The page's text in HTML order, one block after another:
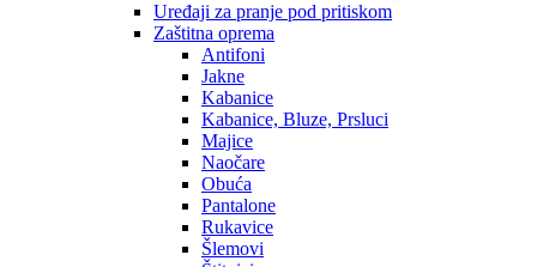
Uređaji za pranje pod pritiskom
Zaštitna oprema
Antifoni
Jakne
Kabanice
Kabanice, Bluze, Prsluci
Majice
Naočare
Obuća
Pantalone
Rukavice
Šlemovi